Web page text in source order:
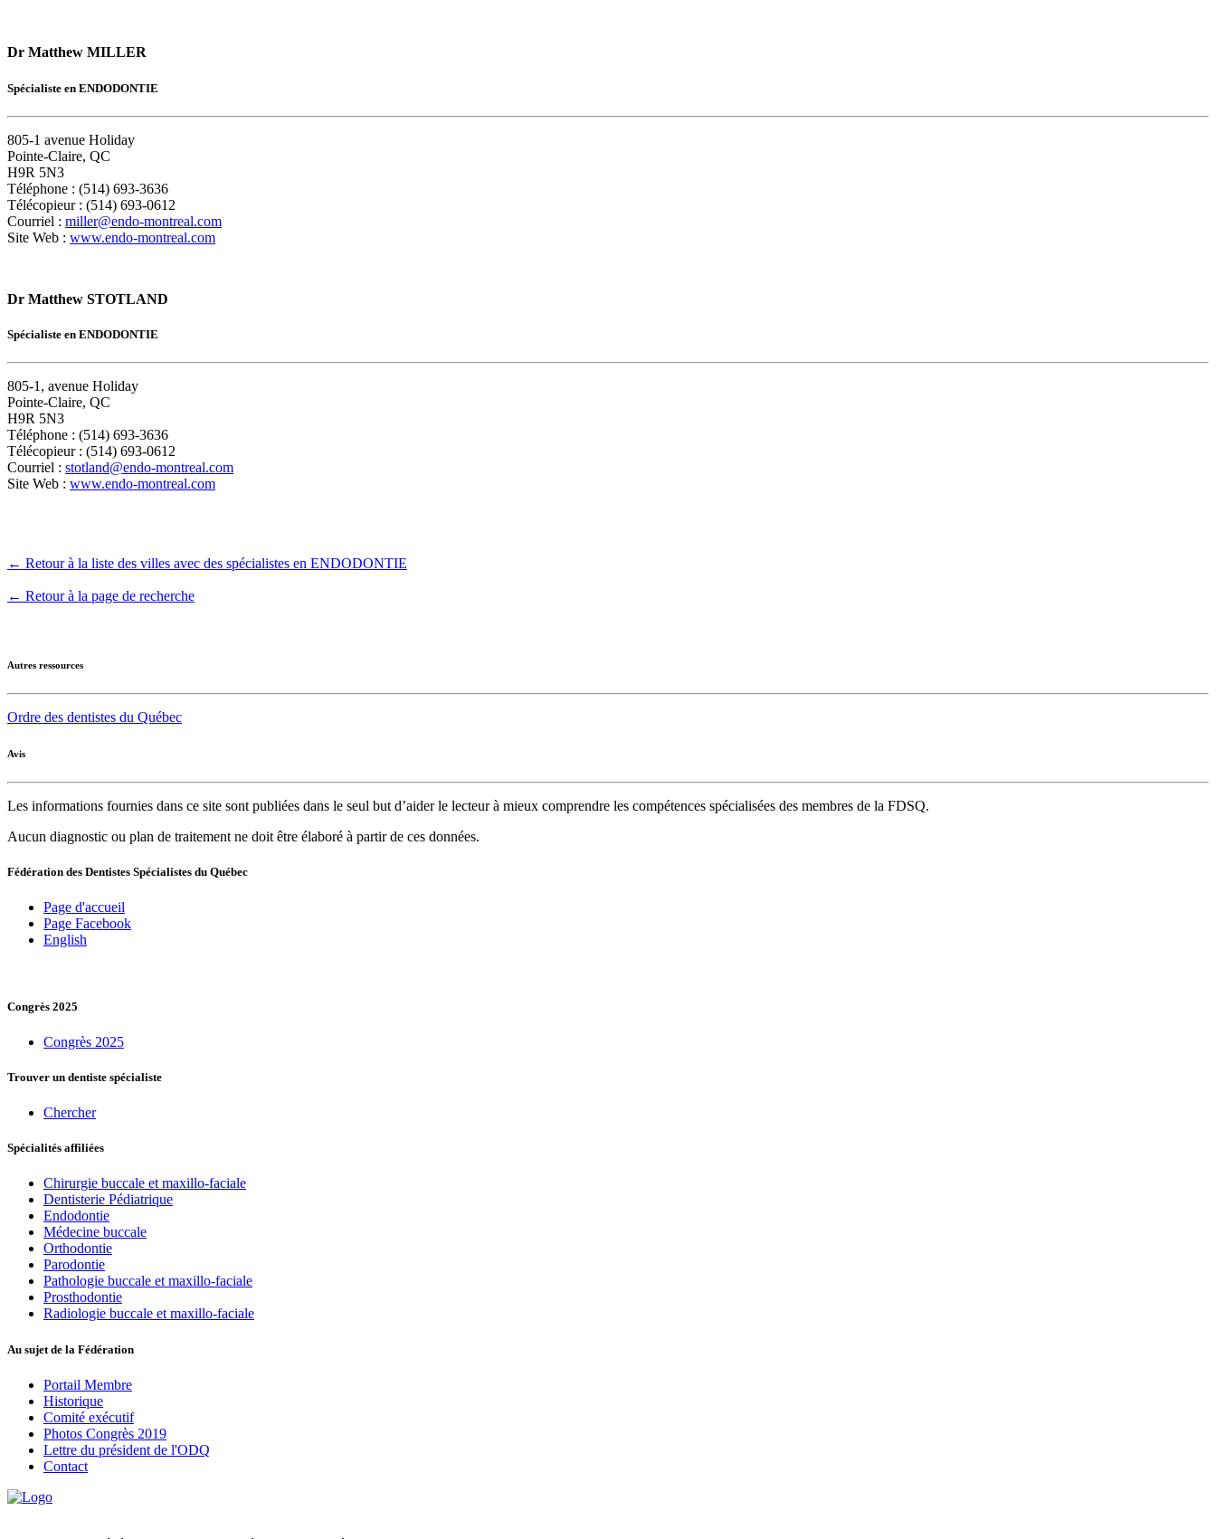
Dr Matthew MILLER
Spécialiste en ENDODONTIE
805-1 avenue Holiday
Pointe-Claire, QC
H9R 5N3
Téléphone : (514) 693-3636
Télécopieur : (514) 693-0612
Courriel : miller@endo-montreal.com
Site Web : www.endo-montreal.com
Dr Matthew STOTLAND
Spécialiste en ENDODONTIE
805-1, avenue Holiday
Pointe-Claire, QC
H9R 5N3
Téléphone : (514) 693-3636
Télécopieur : (514) 693-0612
Courriel : stotland@endo-montreal.com
Site Web : www.endo-montreal.com
← Retour à la liste des villes avec des spécialistes en ENDODONTIE
← Retour à la page de recherche
Autres ressources
Ordre des dentistes du Québec
Avis
Les informations fournies dans ce site sont publiées dans le seul but d’aider le lecteur à mieux comprendre les compétences spécialisées des membres de la FDSQ.
Aucun diagnostic ou plan de traitement ne doit être élaboré à partir de ces données.
Fédération des Dentistes Spécialistes du Québec
Page d'accueil
Page Facebook
English
Congrès 2025
Congrès 2025
Trouver un dentiste spécialiste
Chercher
Spécialités affiliées
Chirurgie buccale et maxillo-faciale
Dentisterie Pédiatrique
Endodontie
Médecine buccale
Orthodontie
Parodontie
Pathologie buccale et maxillo-faciale
Prosthodontie
Radiologie buccale et maxillo-faciale
Au sujet de la Fédération
Portail Membre
Historique
Comité exécutif
Photos Congrès 2019
Lettre du président de l'ODQ
Contact